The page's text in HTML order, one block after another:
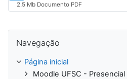
2.5 Mb Documento PDF
Navegação
Página inicial
Moodle UFSC - Presencial